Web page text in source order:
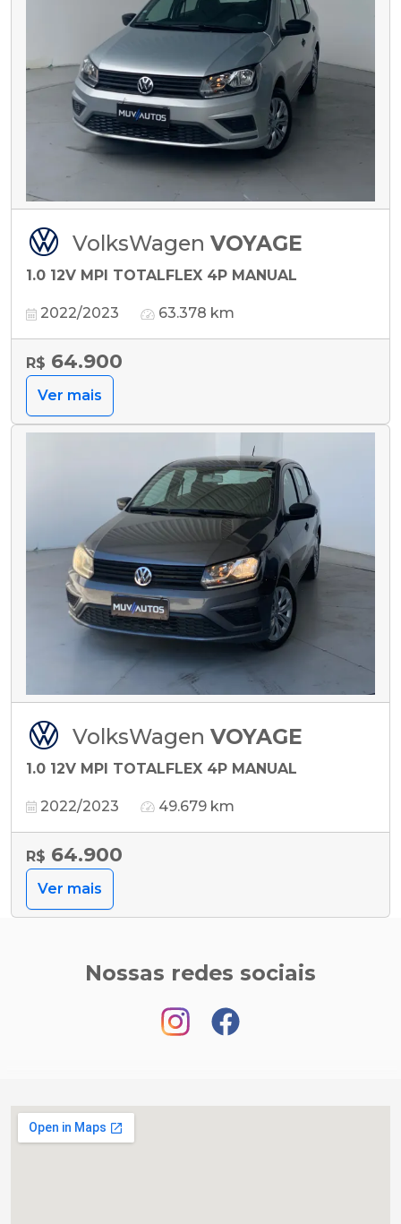
VolksWagen VOYAGE
1.0 12V MPI TOTALFLEX 4P MANUAL
2022/2023 63.378 km
R$ 64.900
Ver mais
VolksWagen VOYAGE
1.0 12V MPI TOTALFLEX 4P MANUAL
2022/2023 49.679 km
R$ 64.900
Ver mais
Nossas redes sociais